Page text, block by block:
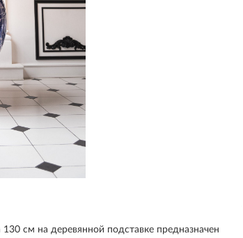
см на деревянной подставке предназначен